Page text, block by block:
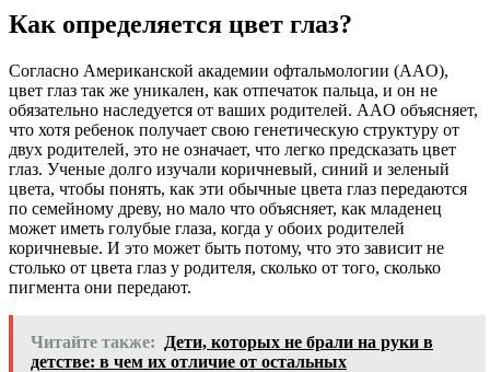
Как определяется цвет глаз?
Согласно Американской академии офтальмологии (AAO),
цвет глаз так же уникален, как отпечаток пальца, и он не
обязательно наследуется от ваших родителей. AAO объясняет,
что хотя ребенок получает свою генетическую структуру от
двух родителей, это не означает, что легко предсказать цвет
глаз. Ученые долго изучали коричневый, синий и зеленый
цвета, чтобы понять, как эти обычные цвета глаз передаются
по семейному древу, но мало что объясняет, как младенец
может иметь голубые глаза, когда у обоих родителей
коричневые. И это может быть потому, что это зависит не
столько от цвета глаз у родителя, сколько от того, сколько
пигмента они передают.
Читайте также:
Дети, которых не брали на руки в
детстве: в чем их отличие от остальных